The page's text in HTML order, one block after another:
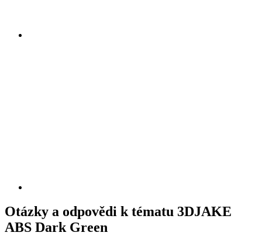
Otázky a odpovědi k tématu 3DJAKE
ABS Dark Green